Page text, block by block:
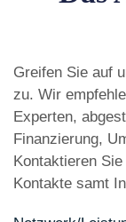
Greifen Sie auf
zu. Wir
Experten,
Finanzierung,
Kontaktieren
Kontakte samt